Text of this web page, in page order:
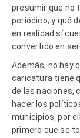
presumir que no
periódico, y qué
en realidad sí
convertido en
Además, no hay
caricatura tiene
de las naciones,
hacer los
municipios, por
primero que se